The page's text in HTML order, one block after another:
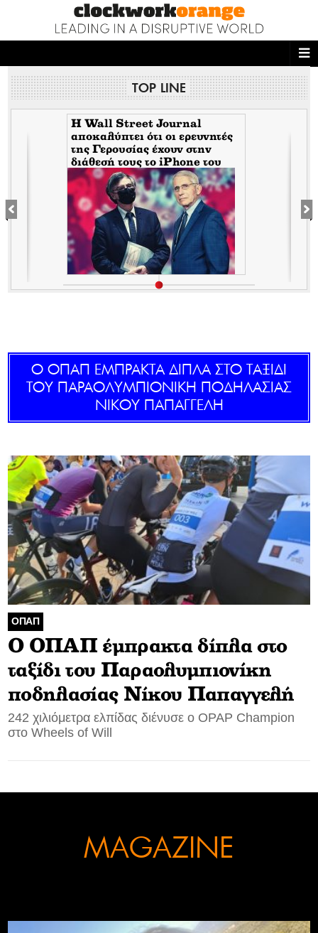
NEWS DESK
THE ONES WHO DO
MAGAZINE
SOOZIE’S FRIENDS
TECH
HEALTH
MEDIALAND
DRIVE
SPORTS
DIA Y NOCHE
CONTACT
ADVERTISE
TOP LINE
H Wall Street Journal
αποκαλύπτει ότι οι ερευνητές
της Γερουσίας έχουν στην
διάθεσή τους το iPhone του
Tony Fauci από την περίοδο
της πανδημίας. Τι σημαίνει
αυτό για τον εμπλεκόμενο
Σωτήρη Τσιόδρα
Ο ΟΠΑΠ ΕΜΠΡΑΚΤΑ ΔΙΠΛΑ ΣΤΟ ΤΑΞΙΔΙ
ΤΟΥ ΠΑΡΑΟΛΥΜΠΙΟΝΙΚΗ ΠΟΔΗΛΑΣΙΑΣ
ΝΙΚΟΥ ΠΑΠΑΓΓΕΛΗ
ΟΠΑΠ
Ο ΟΠΑΠ έμπρακτα δίπλα στο
ταξίδι του Παραολυμπιονίκη
ποδηλασίας Νίκου Παπαγγελή
242 χιλιόμετρα ελπίδας διένυσε ο OPAP Champion
στο Wheels of Will
MAGAZINE